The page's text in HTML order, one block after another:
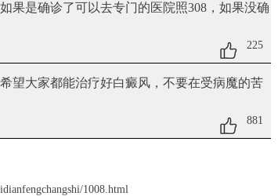
如果是确诊了可以去专门的医院照308，如果没确
225
望大家都能治疗好白癜风，不要在受病魔的苦
881
1008.html